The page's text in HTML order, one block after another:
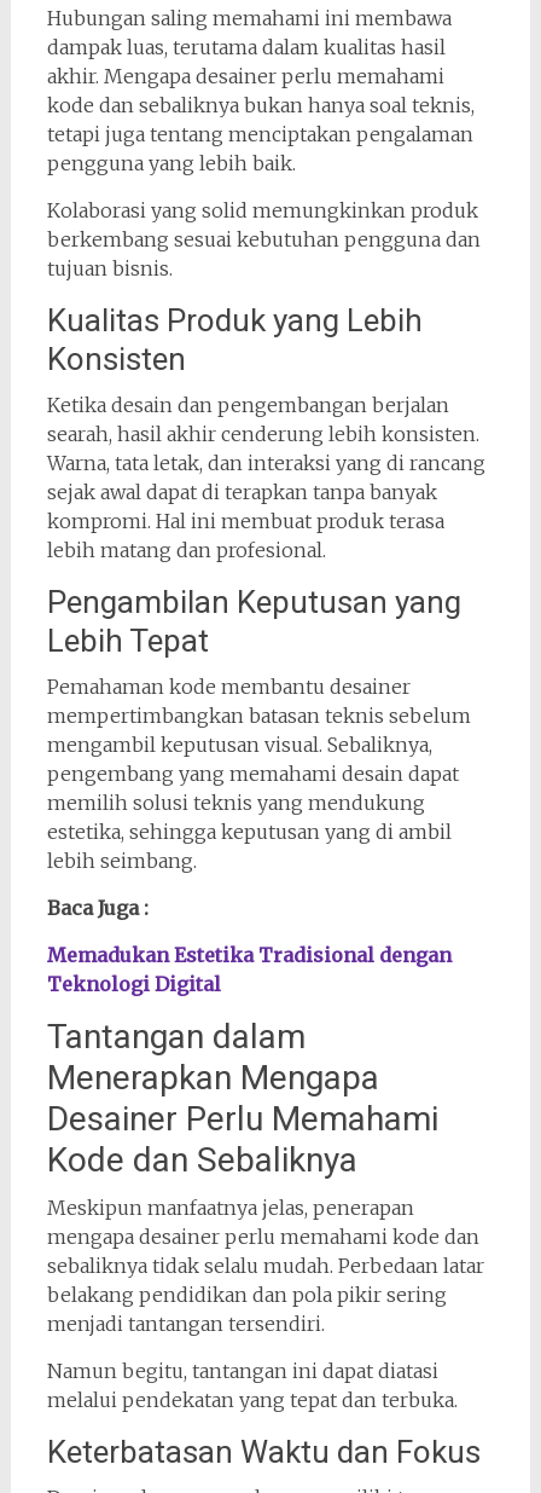
Hubungan saling memahami ini membawa
dampak luas, terutama dalam kualitas hasil
akhir. Mengapa desainer perlu memahami
kode dan sebaliknya bukan hanya soal teknis,
tetapi juga tentang menciptakan pengalaman
pengguna yang lebih baik.
Kolaborasi yang solid memungkinkan produk
berkembang sesuai kebutuhan pengguna dan
tujuan bisnis.
Kualitas Produk yang Lebih
Konsisten
Ketika desain dan pengembangan berjalan
searah, hasil akhir cenderung lebih konsisten.
Warna, tata letak, dan interaksi yang di rancang
sejak awal dapat di terapkan tanpa banyak
kompromi. Hal ini membuat produk terasa
lebih matang dan profesional.
Pengambilan Keputusan yang
Lebih Tepat
Pemahaman kode membantu desainer
mempertimbangkan batasan teknis sebelum
mengambil keputusan visual. Sebaliknya,
pengembang yang memahami desain dapat
memilih solusi teknis yang mendukung
estetika, sehingga keputusan yang di ambil
lebih seimbang.
Baca Juga :
Memadukan Estetika Tradisional dengan
Teknologi Digital
Tantangan dalam
Menerapkan Mengapa
Desainer Perlu Memahami
Kode dan Sebaliknya
Meskipun manfaatnya jelas, penerapan
mengapa desainer perlu memahami kode dan
sebaliknya tidak selalu mudah. Perbedaan latar
belakang pendidikan dan pola pikir sering
menjadi tantangan tersendiri.
Namun begitu, tantangan ini dapat diatasi
melalui pendekatan yang tepat dan terbuka.
Keterbatasan Waktu dan Fokus